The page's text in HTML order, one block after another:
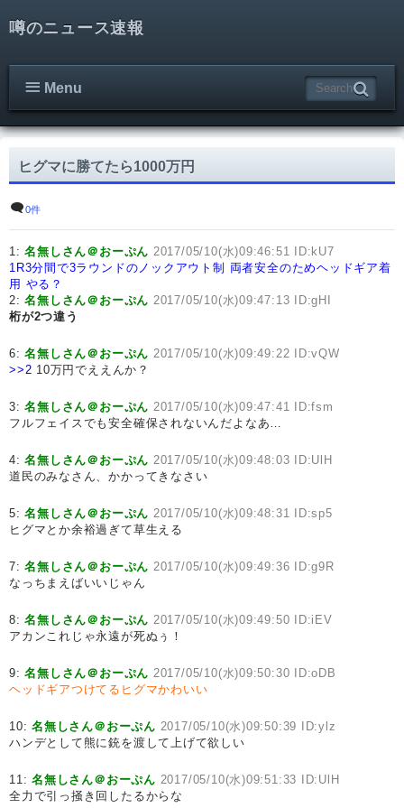
噂のニュース速報
Menu
ヒグマに勝てたら1000万円
0件
1:名無しさん＠おーぷん 2017/05/10(水)09:46:51 ID:kU7
1R3分間で3ラウンドのノックアウト制 両者安全のためヘッドギア着
用 やる？
2:名無しさん＠おーぷん 2017/05/10(水)09:47:13 ID:gHI
桁が2つ違う
6:名無しさん＠おーぷん 2017/05/10(水)09:49:22 ID:vQW
>>2 10万円でええんか？
3:名無しさん＠おーぷん 2017/05/10(水)09:47:41 ID:fsm
フルフェイスでも安全確保されないんだよなあ…
4:名無しさん＠おーぷん 2017/05/10(水)09:48:03 ID:UlH
道民のみなさん、かかってきなさい
5:名無しさん＠おーぷん 2017/05/10(水)09:48:31 ID:sp5
ヒグマとか余裕過ぎて草生える
7:名無しさん＠おーぷん 2017/05/10(水)09:49:36 ID:g9R
なっちまえばいいじゃん
8:名無しさん＠おーぷん 2017/05/10(水)09:49:50 ID:iEV
アカンこれじゃ永遠が死ぬぅ！
9:名無しさん＠おーぷん 2017/05/10(水)09:50:30 ID:oDB
ヘッドギアつけてるヒグマかわいい
10:名無しさん＠おーぷん 2017/05/10(水)09:50:39 ID:ylz
ハンデとして熊に銃を渡して上げて欲しい
11:名無しさん＠おーぷん 2017/05/10(水)09:51:33 ID:UlH
全力で引っ掻き回したるからな